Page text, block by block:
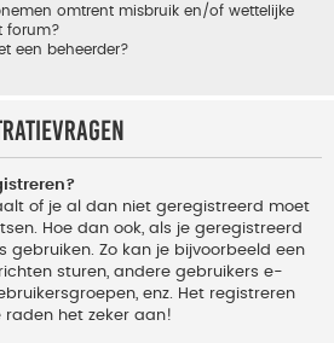
omtrent misbruik en/of wettelijke
forum?
een beheerder?
of je al dan niet geregistreerd moet
Hoe dan ook, als je geregistreerd
gebruiken. Zo kan je bijvoorbeeld een
sturen, andere gebruikers e-
enz. Het registreren
het zeker aan!